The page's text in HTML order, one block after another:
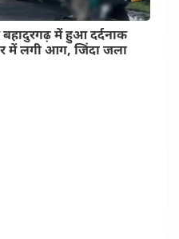
बहादुरगढ़ में हुआ दर्दनाक
में लगी आग, जिंदा जला